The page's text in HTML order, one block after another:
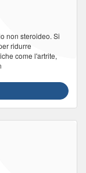
non steroideo. Si
ridurre
come l'artrite,